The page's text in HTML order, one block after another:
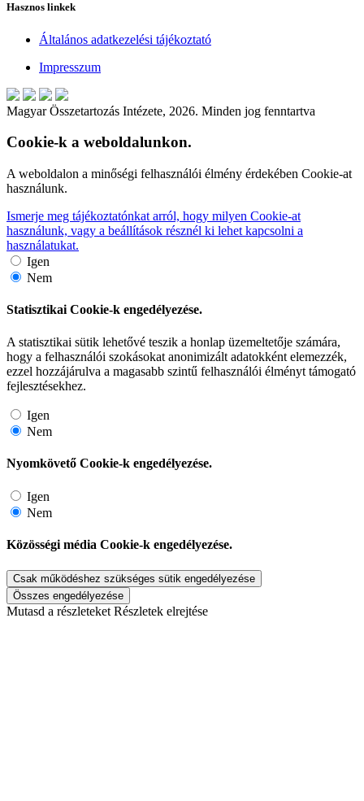
Hasznos linkek
Általános adatkezelési tájékoztató
Impresszum
Magyar Összetartozás Intézete, 2026. Minden jog fenntartva
Cookie-k a weboldalunkon.
A weboldalon a minőségi felhasználói élmény érdekében Cookie-at
használunk.
Ismerje meg tájékoztatónkat arról, hogy milyen Cookie-at
használunk, vagy a beállítások résznél ki lehet kapcsolni a
használatukat.
Igen
Nem
Statisztikai Cookie-k engedélyezése.
A statisztikai sütik lehetővé teszik a honlap üzemeltetője számára,
hogy a felhasználói szokásokat anonimizált adatokként elemezzék,
ezzel hozzájárulva a magasabb szintű felhasználói élményt támogató
fejlesztésekhez.
Igen
Nem
Nyomkövető Cookie-k engedélyezése.
Igen
Nem
Közösségi média Cookie-k engedélyezése.
Csak működéshez szükséges sütik engedélyezése
Összes engedélyezése
Mutasd a részleteket Részletek elrejtése